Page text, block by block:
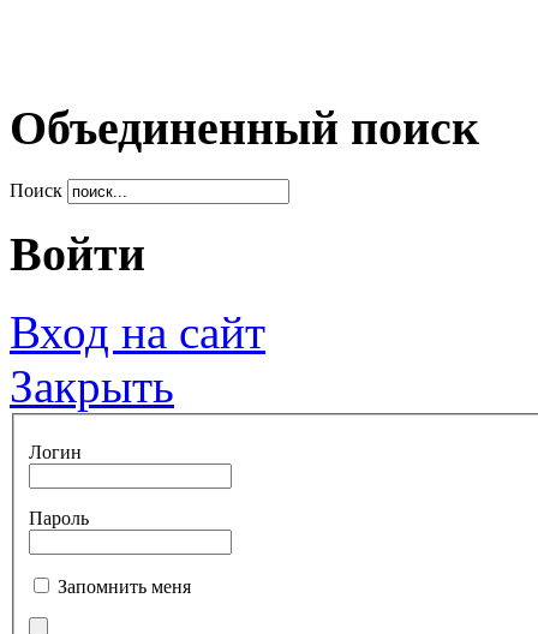
Объединенный поиск
Поиск
Войти
Вход на сайт
Закрыть
Логин
Пароль
Запомнить меня